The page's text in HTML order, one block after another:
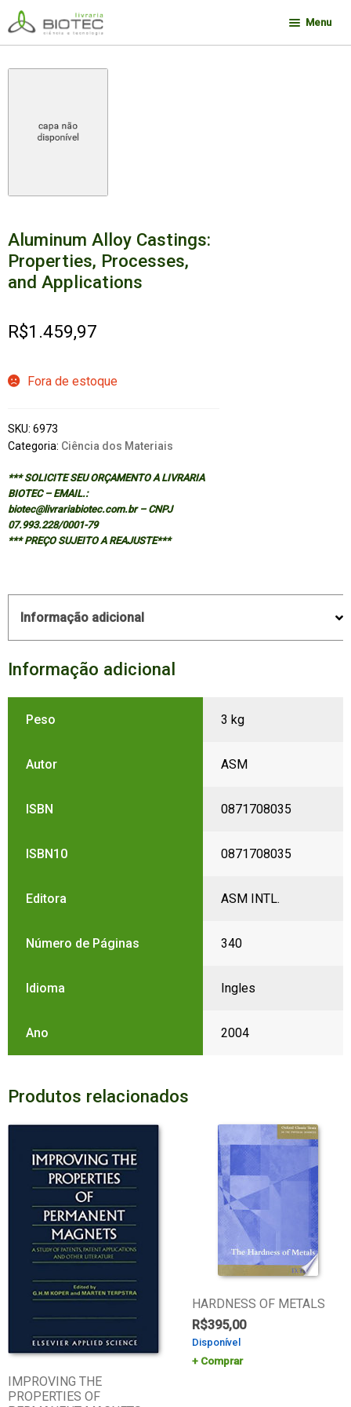
Pular
para
navegação
Pular
para
o
conteúdo
Menu
Aluminum Alloy Castings:
Properties, Processes,
and Applications
R$1.459,97
Fora de estoque
SKU: 6973
Categoria: Ciência dos Materiais
*** SOLICITE SEU ORÇAMENTO A LIVRARIA
BIOTEC – EMAIL.:
biotec@livrariabiotec.com.br – CNPJ
07.993.228/0001-79
*** PREÇO SUJEITO A REAJUSTE***
Informação adicional
Informação adicional
Peso 3 kg
Autor ASM
ISBN 0871708035
ISBN10 0871708035
Editora ASM INTL.
Número de Páginas 340
Idioma Ingles
Ano 2004
Produtos relacionados
IMPROVING THE
PROPERTIES OF
HARDNESS OF METALS
R$395,00
Disponível
Comprar